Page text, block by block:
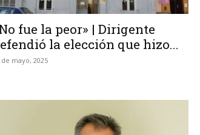
fue la peor» | Dirigente
la elección que hizo...
de mayo, 2025